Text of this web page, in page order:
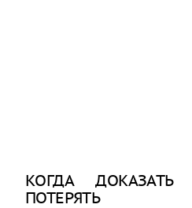
КОГДА
ПОТЕРЯТЬ